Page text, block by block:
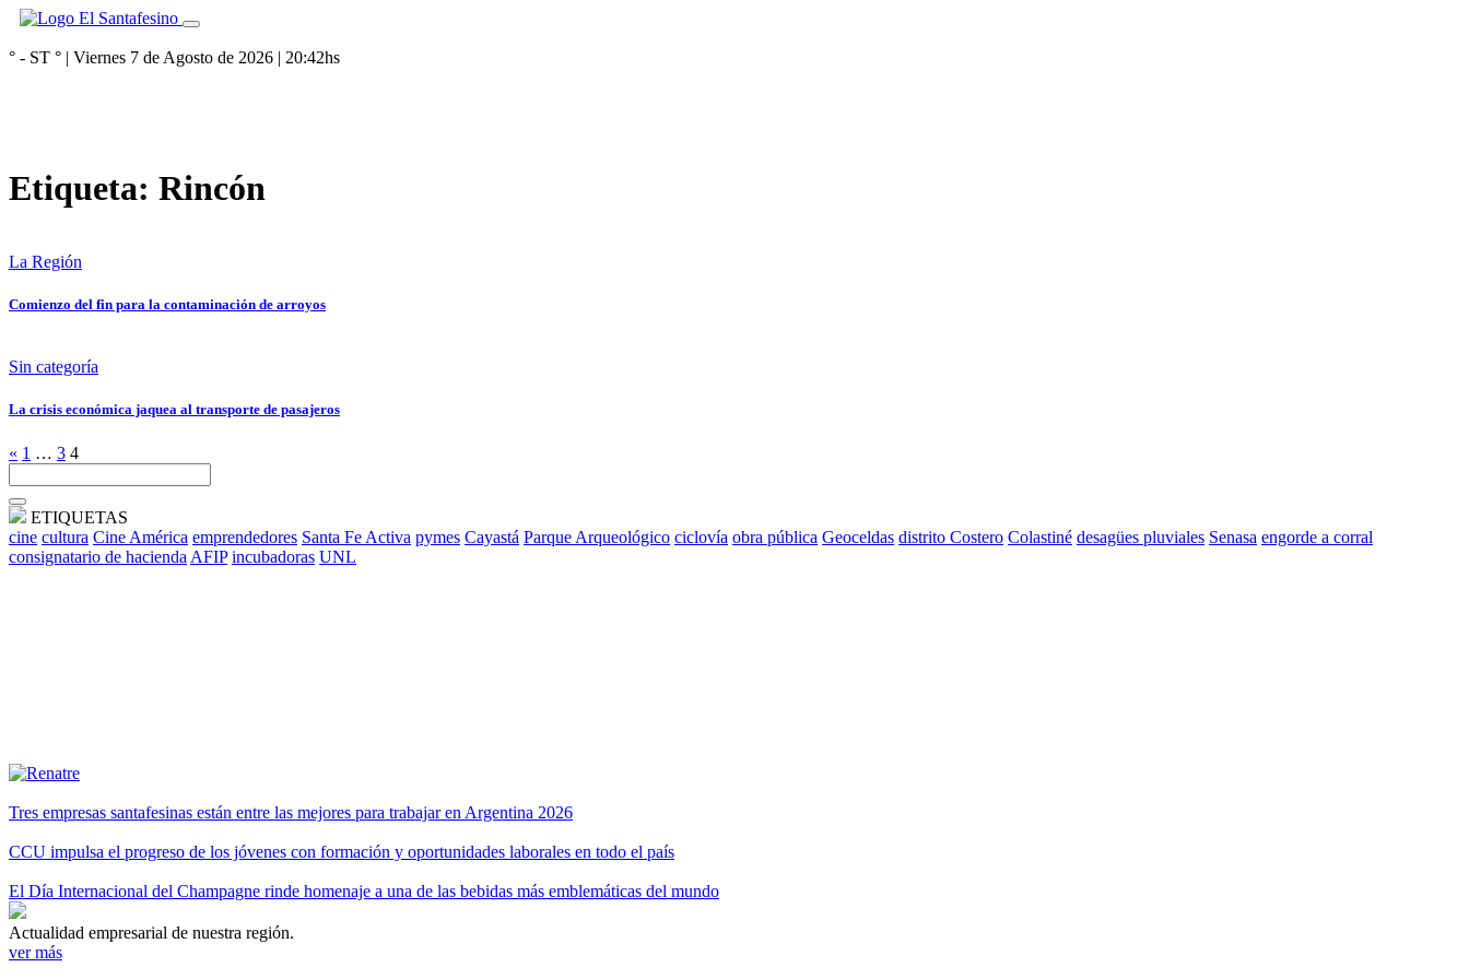
° - ST ° | Viernes 7 de Agosto de 2026 | 20:42hs
Etiqueta: Rincón
La Región
Comienzo del fin para la contaminación de arroyos
Sin categoría
La crisis económica jaquea al transporte de pasajeros
« 1 … 3 4
ETIQUETAS
cine cultura Cine América emprendedores Santa Fe Activa pymes Cayastá Parque Arqueológico ciclovía obra pública Geoceldas distrito Costero Colastiné desagües pluviales Senasa engorde a corral
consignatario de hacienda AFIP incubadoras UNL
Tres empresas santafesinas están entre las mejores para trabajar en Argentina 2026
CCU impulsa el progreso de los jóvenes con formación y oportunidades laborales en todo el país
El Día Internacional del Champagne rinde homenaje a una de las bebidas más emblemáticas del mundo
Actualidad empresarial de nuestra región.
ver más